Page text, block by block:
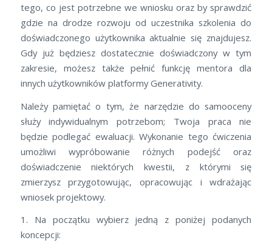
tego, co jest potrzebne we wniosku oraz by sprawdzić
gdzie na drodze rozwoju od uczestnika szkolenia do
doświadczonego użytkownika aktualnie się znajdujesz.
Gdy już będziesz dostatecznie doświadczony w tym
zakresie, możesz także pełnić funkcję mentora dla
innych użytkowników platformy Generativity.
Należy pamiętać o tym, że narzędzie do samooceny
służy indywidualnym potrzebom; Twoja praca nie
będzie podlegać ewaluacji. Wykonanie tego ćwiczenia
umożliwi wypróbowanie różnych podejść oraz
doświadczenie niektórych kwestii, z którymi się
zmierzysz przygotowując, opracowując i wdrażając
wniosek projektowy.
1. Na początku wybierz jedną z poniżej podanych
koncepcji: